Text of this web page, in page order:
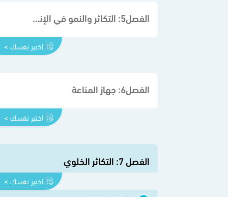
الفصل5: التكاثر والنمو في الإنسان
اختبر نفسك >
الفصل6: جهاز المناعة
اختبر نفسك >
الفصل 7: التكاثر الخلوي
اختبر نفسك >